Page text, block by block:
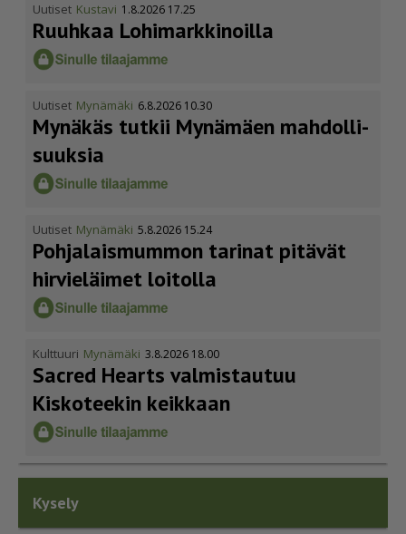
Uutiset Kustavi 1.8.2026 17.25
Ruuhkaa Lohimark­ki­noilla
Uutiset Mynämäki 6.8.2026 10.30
Mynäkäs tutkii Mynämäen mahdol­li­
suuksia
Uutiset Mynämäki 5.8.2026 15.24
Pohja­lais­mummon tarinat pitävät
hirvieläimet loitolla
Kulttuuri Mynämäki 3.8.2026 18.00
Sacred Hearts valmistautuu
Kiskoteekin keikkaan
Kysely